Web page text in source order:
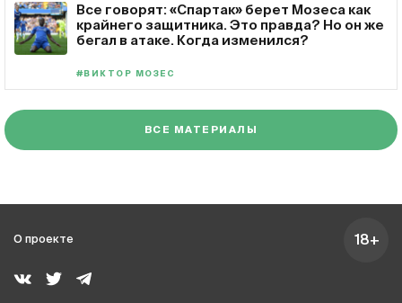
Все говорят: «Спартак» берет Мозеса как
крайнего защитника. Это правда? Но он же
бегал в атаке. Когда изменился?
#ВИКТОР МОЗЕС
ВСЕ МАТЕРИАЛЫ
О проекте 18+